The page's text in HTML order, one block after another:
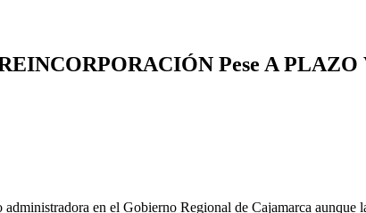
Pese A
en el Gobierno Regional de Cajamarca aunque